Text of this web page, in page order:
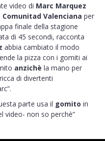
video di Marc Marquez
Comunitad Valenciana per
finale della stagione
di 45 secondi, racconta
abbia cambiato il modo
la pizza con i gomiti ai
anzichè la mano per
di divertenti
parte usa il gomito in
video- non so perchè”